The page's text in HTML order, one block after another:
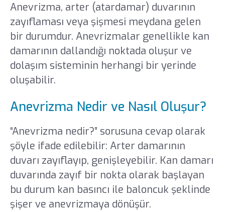
Anevrizma, arter (atardamar) duvarının
zayıflaması veya şişmesi meydana gelen
bir durumdur. Anevrizmalar genellikle kan
damarının dallandığı noktada oluşur ve
dolaşım sisteminin herhangi bir yerinde
oluşabilir.
Anevrizma Nedir ve Nasıl Oluşur?
“Anevrizma nedir?” sorusuna cevap olarak
şöyle ifade edilebilir: Arter damarının
duvarı zayıflayıp, genişleyebilir. Kan damarı
duvarında zayıf bir nokta olarak başlayan
bu durum kan basıncı ile baloncuk şeklinde
şişer ve anevrizmaya dönüşür.